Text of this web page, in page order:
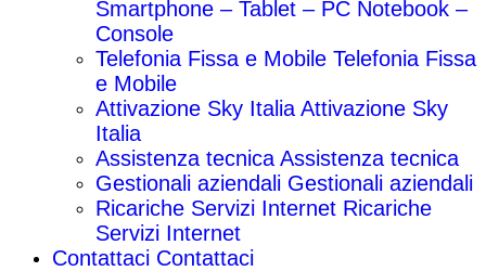
Smartphone – Tablet – PC Notebook –
Console
Telefonia Fissa e Mobile Telefonia Fissa
e Mobile
Attivazione Sky Italia Attivazione Sky
Italia
Assistenza tecnica Assistenza tecnica
Gestionali aziendali Gestionali aziendali
Ricariche Servizi Internet Ricariche
Servizi Internet
Contattaci Contattaci